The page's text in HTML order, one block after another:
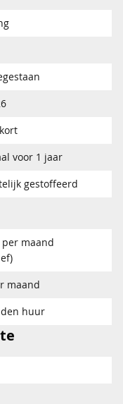
voor 1 jaar
gestoffeerd
per maand
maand
huur